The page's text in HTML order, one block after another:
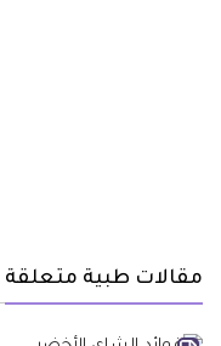
مقالات طبية متعلقة